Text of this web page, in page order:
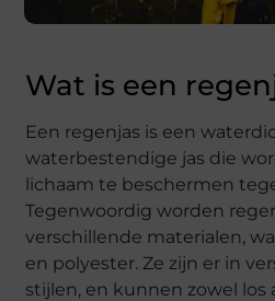
Wat is een
Een regenjas is een
waterbestendige jas die
lichaam te beschermen
Tegenwoordig worden
verschillende materialen,
en polyester. Ze zijn er in
stijlen, en kunnen zowel los